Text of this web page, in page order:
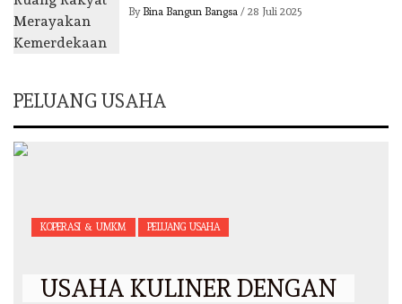
By Bina Bangun Bangsa / 28 Juli 2025
PELUANG USAHA
KOPERASI & UMKM PELUANG USAHA
USAHA KULINER DENGAN